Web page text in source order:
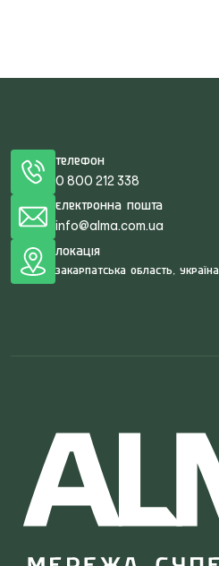
Телефон
0 800 212 338
Електронна пошта
info@alma.com.ua
Локація
Закарпатська область, Україна